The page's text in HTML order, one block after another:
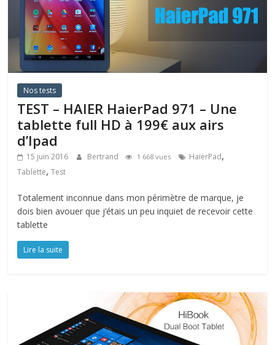
Nos tests
TEST – HAIER HaierPad 971 – Une
tablette full HD à 199€ aux airs
d’Ipad
15 juin 2016 Bertrand 1 668 vues HaierPad,
Tablette,Test
Totalement inconnue dans mon périmètre de marque, je
dois bien avouer que j’étais un peu inquiet de recevoir cette
tablette
Lire la suite